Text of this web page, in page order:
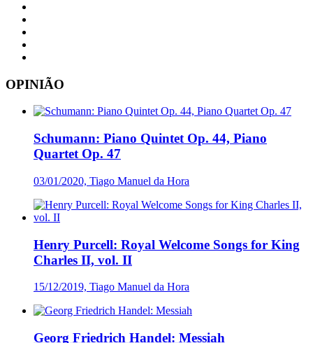
OPINIÃO
Schumann: Piano Quintet Op. 44, Piano
Quartet Op. 47
03/01/2020, Tiago Manuel da Hora
Henry Purcell: Royal Welcome Songs for King
Charles II, vol. II
15/12/2019, Tiago Manuel da Hora
Georg Friedrich Handel: Messiah